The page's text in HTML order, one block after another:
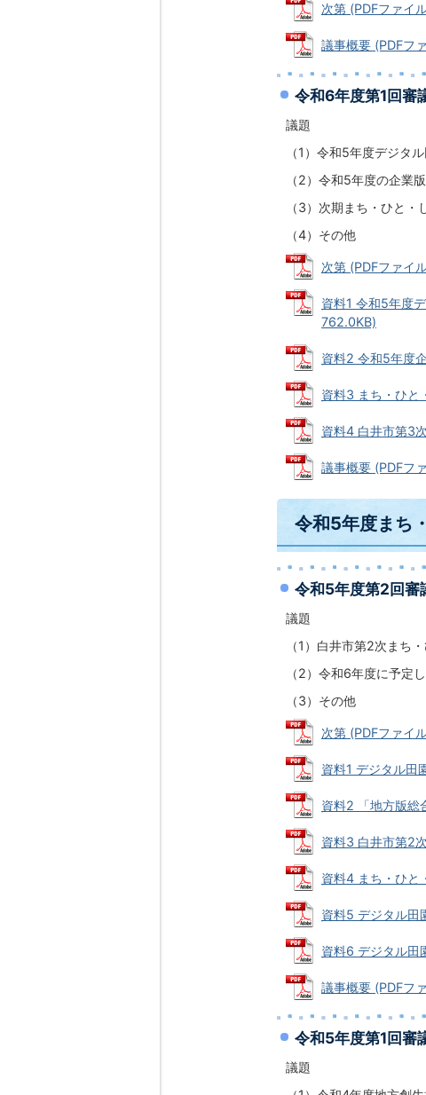
次第 (PDFファイ
議事概要 (PDFフ
令和6年度第1回審
議題
（1）令和5年度デジタ
（2）令和5年度の企業
（3）次期まち・ひと
（4）その他
次第 (PDFファイ
資料1 令和5年度
762.0KB)
資料2 令和5年度
資料3 まち・ひと
資料4 白井市第3
議事概要 (PDFフ
令和5年度まち
令和5年度第2回審
議題
（1）白井市第2次まち
（2）令和6年度に予定
（3）その他
次第 (PDFファイ
資料1 デジタル田
資料2 「地方版総
資料3 白井市第2
資料4 まち・ひと
資料5 デジタル田
資料6 デジタル田
議事概要 (PDFフ
令和5年度第1回審
議題